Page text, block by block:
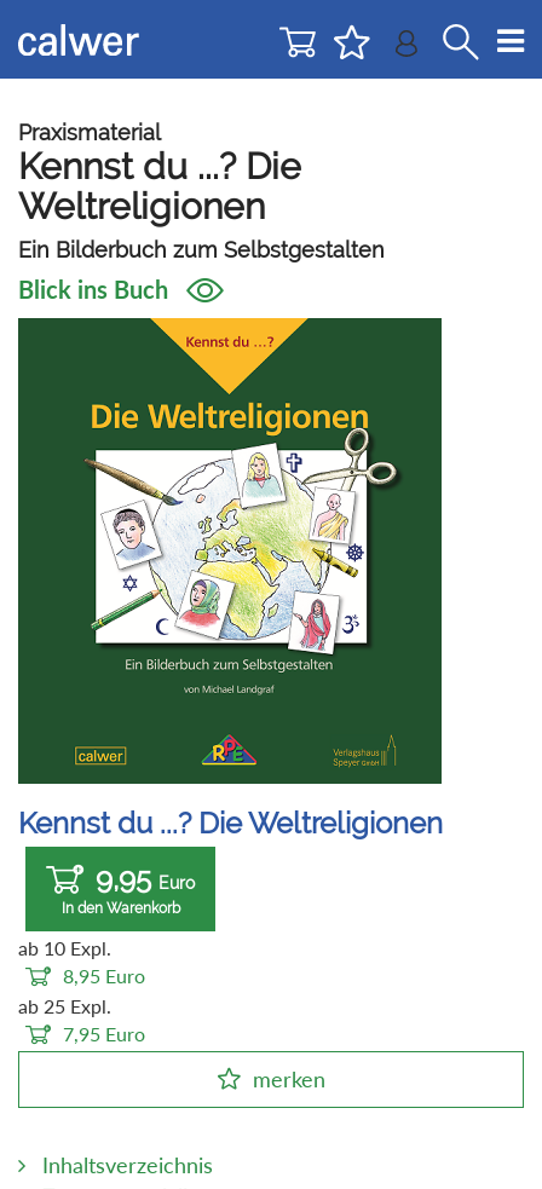
zur
Navigation
zum
Inhalt
Praxismaterial
Kennst du ...? Die
Weltreligionen
Ein Bilderbuch zum Selbstgestalten
Blick ins Buch
Kennst du ...? Die Weltreligionen
9,95 Euro
In den Warenkorb
ab 10 Expl.
8,95 Euro
ab 25 Expl.
7,95 Euro
merken
Inhaltsverzeichnis